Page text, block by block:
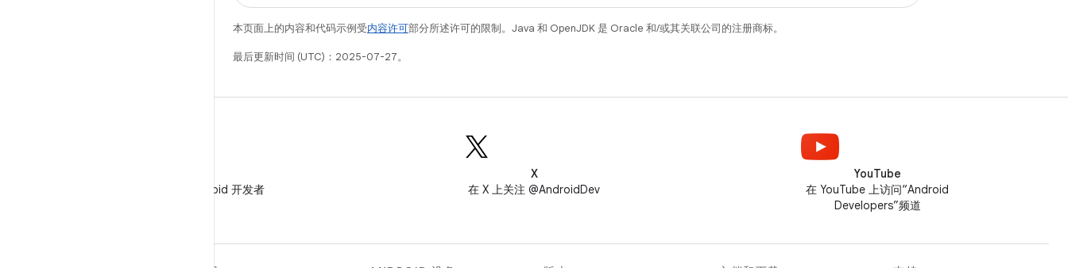
本页面上的内容和代码示例受内容许可部分所述许可的限制。Java 和 OpenJDK 是 Oracle 和/或其关联公司的注册商标。
最后更新时间 (UTC)：2025-07-27。
在微信中关注 Android 开发者
X
在 X 上关注 @AndroidDev
YouTube
在 YouTube 上访问“Android
Developers”频道